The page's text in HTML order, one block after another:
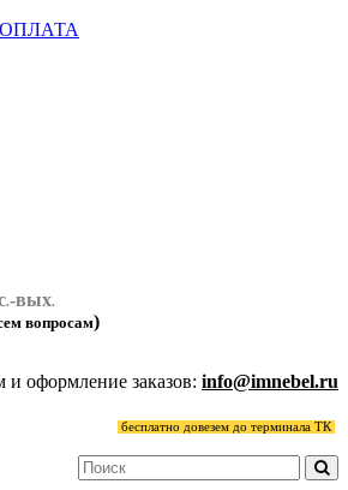
.-вых.
вопросам)
и оформление заказов: info@imnebel.ru
бесплатно довезем до терминала ТК